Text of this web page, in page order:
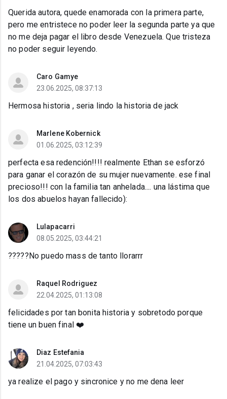
Querida autora, quede enamorada con la primera parte,
pero me entristece no poder leer la segunda parte ya que
no me deja pagar el libro desde Venezuela. Que tristeza
no poder seguir leyendo.
Caro Gamye
23.06.2025, 08:37:13
Hermosa historia , seria lindo la historia de jack
Marlene Kobernick
01.06.2025, 03:12:39
perfecta esa redención!!!! realmente Ethan se esforzó
para ganar el corazón de su mujer nuevamente. ese final
precioso!!! con la familia tan anhelada.... una lástima que
los dos abuelos hayan fallecido):
Lulapacarri
08.05.2025, 03:44:21
?????No puedo mass de tanto llorarrr
Raquel Rodriguez
22.04.2025, 01:13:08
felicidades por tan bonita historia y sobretodo porque
tiene un buen final ❤️
Diaz Estefania
21.04.2025, 07:03:43
ya realize el pago y sincronice y no me dena leer